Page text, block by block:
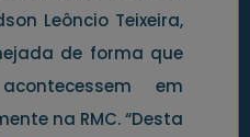
Leôncio Teixeira,
de forma que
em
na RMC. “Desta